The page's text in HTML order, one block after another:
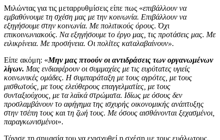
Μιλώντας για τις μεταρρυθμίσεις είπε πως «επιβάλλουν να
εμβαθύνουμε τη σχέση μας με την κοινωνία. Επιβάλλουν να
εξηγήσουμε στην κοινωνία. Με πολιτικούς όρους. Όχι
επικοινωνιακούς. Να εξηγήσουμε το έργο μας, τις προτάσεις μας. Με
ειλικρίνεια. Με προσήνεια. Οι πολίτες καταλαβαίνουν».
Είπε ακόμη: «Μην μας πτοούν οι αντιδράσεις των οργανωμένων
λίγων. Μας ενδιαφέρουν οι συμμαχίες με τις ευρύτατες υγιείς
κοινωνικές ομάδες. Η συμπαράταξη με τους αγρότες, με τους
μισθωτούς, με τους ελεύθερους επαγγελματίες, με τους
συνταξιούχους, με τα λαϊκά στρώματα. Ιδίως με όσους δεν
προσλαμβάνουν το αφήγημα της ισχυρής οικονομικής ανάπτυξης
στην τσέπη τους και τη ζωή τους. Με όσους αισθάνονται ξεχασμένοι,
παραγκωνισμένοι».
Τόνισε τη σημασία του να ενισχυθεί η σχέση με τους ευάλωτους.